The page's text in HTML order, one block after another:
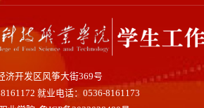
济开发区风筝大街369号
就业电话：0536-8161173